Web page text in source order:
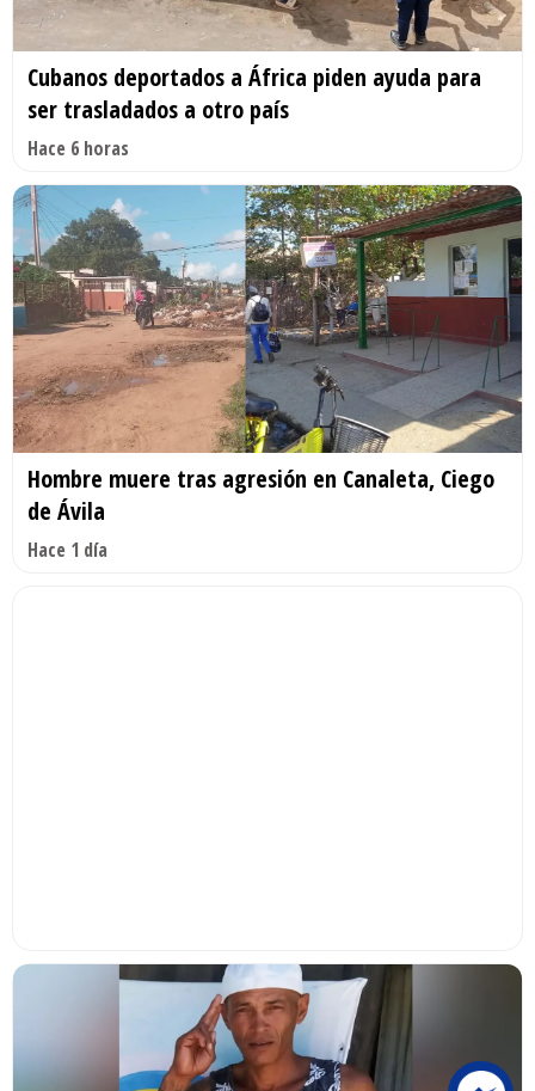
Cubanos deportados a África piden ayuda para
ser trasladados a otro país
Hace 6 horas
Hombre muere tras agresión en Canaleta, Ciego
de Ávila
Hace 1 día